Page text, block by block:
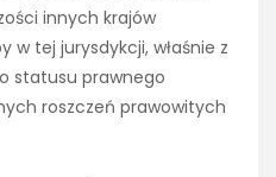
innych krajów
tej jurysdykcji, właśnie z
statusu prawnego
roszczeń prawowitych